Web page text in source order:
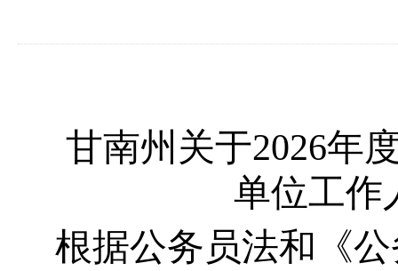
甘南州关于2026年
单位工作
根据公务员法和《